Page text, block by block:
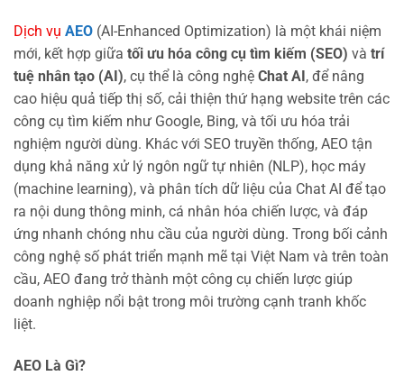
Dịch vụ AEO (AI-Enhanced Optimization) là một khái niệm
mới, kết hợp giữa tối ưu hóa công cụ tìm kiếm (SEO) và trí
tuệ nhân tạo (AI), cụ thể là công nghệ Chat AI , để nâng
cao hiệu quả tiếp thị số, cải thiện thứ hạng website trên các
công cụ tìm kiếm như Google, Bing, và tối ưu hóa trải
nghiệm người dùng. Khác với SEO truyền thống, AEO tận
dụng khả năng xử lý ngôn ngữ tự nhiên (NLP), học máy
(machine learning), và phân tích dữ liệu của Chat AI để tạo
ra nội dung thông minh, cá nhân hóa chiến lược, và đáp
ứng nhanh chóng nhu cầu của người dùng. Trong bối cảnh
công nghệ số phát triển mạnh mẽ tại Việt Nam và trên toàn
cầu, AEO đang trở thành một công cụ chiến lược giúp
doanh nghiệp nổi bật trong môi trường cạnh tranh khốc
liệt.
AEO Là Gì?